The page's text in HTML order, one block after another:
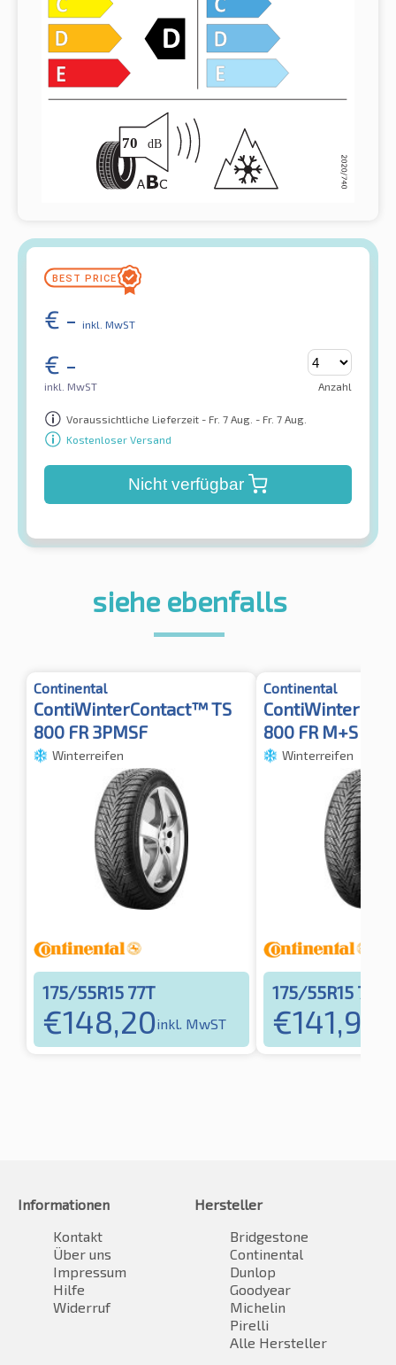
€ - inkl. MwST
€ -
inkl. MwST Anzahl
Voraussichtliche Lieferzeit - Fr. 7 Aug. - Fr. 7 Aug.
Kostenloser Versand
Nicht verfügbar
siehe ebenfalls
Continental
ContiWinterContact™ TS
800 FR 3PMSF
Winterreifen
175/55R15 77T
€148,20inkl. MwST
Continental
800 FR M+S
Winterreifen
175/55R15 77T
€141,98
Informationen
Kontakt
Über uns
Impressum
Hilfe
Widerruf
Hersteller
Bridgestone
Continental
Dunlop
Goodyear
Michelin
Pirelli
Alle Hersteller